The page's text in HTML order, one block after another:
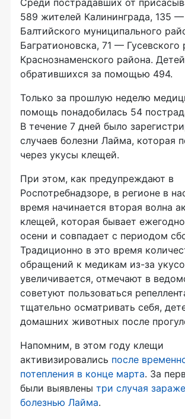
Среди пострадавших от
589 жителей Калининграда, 135 —
Балтийского муниципального
Багратионовска, 71 —
Краснознаменского района.
обратившихся за помощью 494.
Только за прошлую неделю
помощь понадобилась 54
В течение 7 дней было
случаев болезни Лайма, которая
через укусы клещей.
При этом, как предупреждают в
Роспотребнадзоре, в регионе в
время начинается вторая волна
клещей, которая бывает
осени и совпадает с периодом
Традиционно в это время
обращений к медикам из-за
увеличивается, отмечают в
советуют пользоваться
тщательно осматривать себя,
домашних животных после
Напомним, в этом году клещи
активизировались после
потепления в конце марта. За
были выявлены три случая
болезнью Лайма.